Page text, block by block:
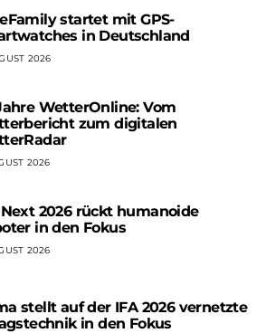
startet mit GPS-
in Deutschland
2026
WetterOnline: Vom
zum digitalen
2026
Next 2026 rückt humanoide
in den Fokus
2026
stellt auf der IFA 2026 vernetzte
in den Fokus